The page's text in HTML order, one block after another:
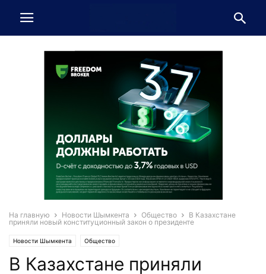
На главную Новости Шымкента Общество
В Казахстане
приняли новый конституционный закон о президенте
Новости Шымкента Общество
В Казахстане приняли